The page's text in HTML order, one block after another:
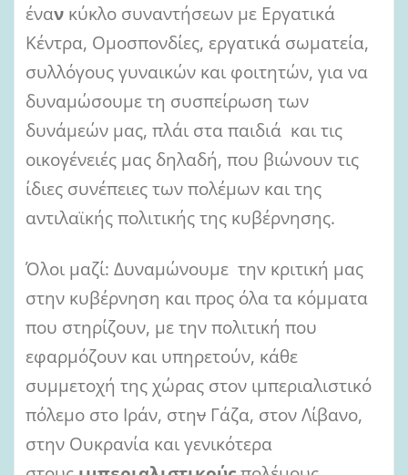
έναν κύκλο συναντήσεων με Εργατικά
Κέντρα, Ομοσπονδίες, εργατικά σωματεία,
συλλόγους γυναικών και φοιτητών, για να
δυναμώσουμε τη συσπείρωση των
δυνάμεών μας, πλάι στα παιδιά και τις
οικογένειές μας δηλαδή, που βιώνουν τις
ίδιες συνέπειες των πολέμων και της
αντιλαϊκής πολιτικής της κυβέρνησης.
Όλοι μαζί: Δυναμώνουμε την κριτική μας
στην κυβέρνηση και προς όλα τα κόμματα
που στηρίζουν, με την πολιτική που
εφαρμόζουν και υπηρετούν, κάθε
συμμετοχή της χώρας στον ιμπεριαλιστικό
πόλεμο στο Ιράν, στην Γάζα, στον Λίβανο,
στην Ουκρανία και γενικότερα